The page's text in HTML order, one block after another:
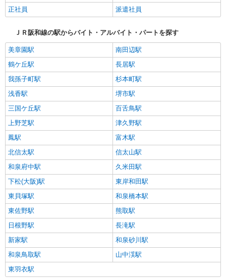
正社員
派遣社員
ＪＲ阪和線の駅からバイト・アルバイト・パートを探す
美章園駅
南田辺駅
鶴ケ丘駅
長居駅
我孫子町駅
杉本町駅
浅香駅
堺市駅
三国ケ丘駅
百舌鳥駅
上野芝駅
津久野駅
鳳駅
富木駅
北信太駅
信太山駅
和泉府中駅
久米田駅
下松(大阪)駅
東岸和田駅
東貝塚駅
和泉橋本駅
東佐野駅
熊取駅
日根野駅
長滝駅
新家駅
和泉砂川駅
和泉鳥取駅
山中渓駅
東羽衣駅